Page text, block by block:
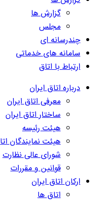
گزارش ها
مجلس
چندرسانه ای
سامانه های خدماتی
ارتباط با اتاق
درباره اتاق ایران
معرفی اتاق ایران
ساختار اتاق ایران
هیئت رئیسه
هیئت نمایندگان
شورای عالی نظارت
قوانین و مقررات
ارکان اتاق ایران
اتاق ها